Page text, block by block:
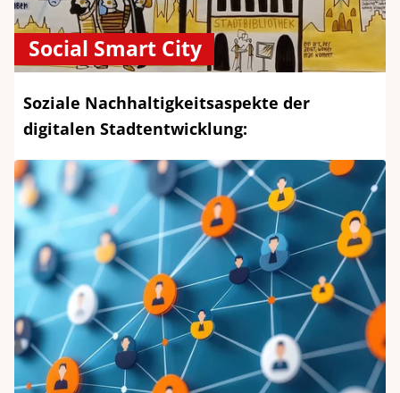
Social Smart City
Soziale Nachhaltigkeitsaspekte der
digitalen Stadtentwicklung: